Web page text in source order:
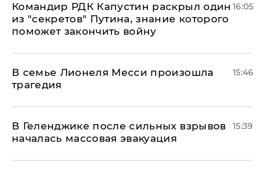
Командир РДК Капустин раскрыл один
из "секретов" Путина, знание которого
поможет закончить войну
16:05
В семье Лионеля Месси произошла
трагедия
15:46
В Геленджике после сильных взрывов
началась массовая эвакуация
15:39